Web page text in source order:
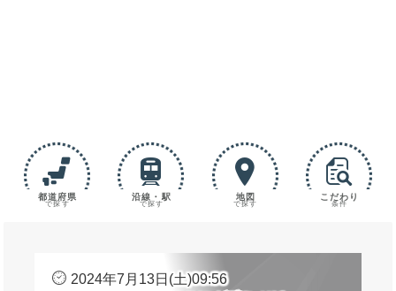
都道府県
で探す
沿線・駅
で探す
地図
で探す
こだわり
条件
2024年7月13日(土)09:56